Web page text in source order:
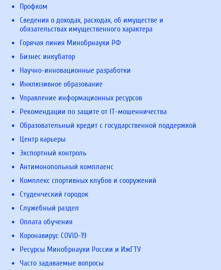
Профком
Сведения о доходах, расходах, об имуществе и
обязательствах имущественного характера
Горячая линия Минобрнауки РФ
Бизнес инкубатор
Научно-инновационные разработки
Инклюзивное образование
Управление информационных ресурсов
Рекомендации по защите от IT-мошенничества
Образовательный кредит с государственной поддержкой
Центр карьеры
Экспортный контроль
Антимонопольный комплаенс
Комплекс спортивных клубов и сооружений
Студенческий городок
Служебный раздел
Оплата обучения
Коронавирус COVID-19
Ресурсы Минобрнауки России и ИжГТУ
Часто задаваемые вопросы